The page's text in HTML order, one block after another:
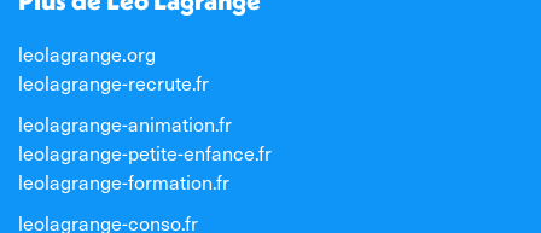
leolagrange.org
leolagrange-recrute.fr
leolagrange-animation.fr
leolagrange-petite-enfance.fr
leolagrange-formation.fr
leolagrange-conso.fr